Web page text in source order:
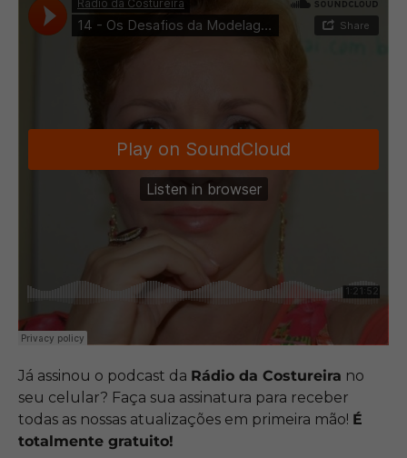
Já assinou o podcast da Rádio da Costureira no
seu celular? Faça sua assinatura para receber
todas as nossas atualizações em primeira mão! É
totalmente gratuito!